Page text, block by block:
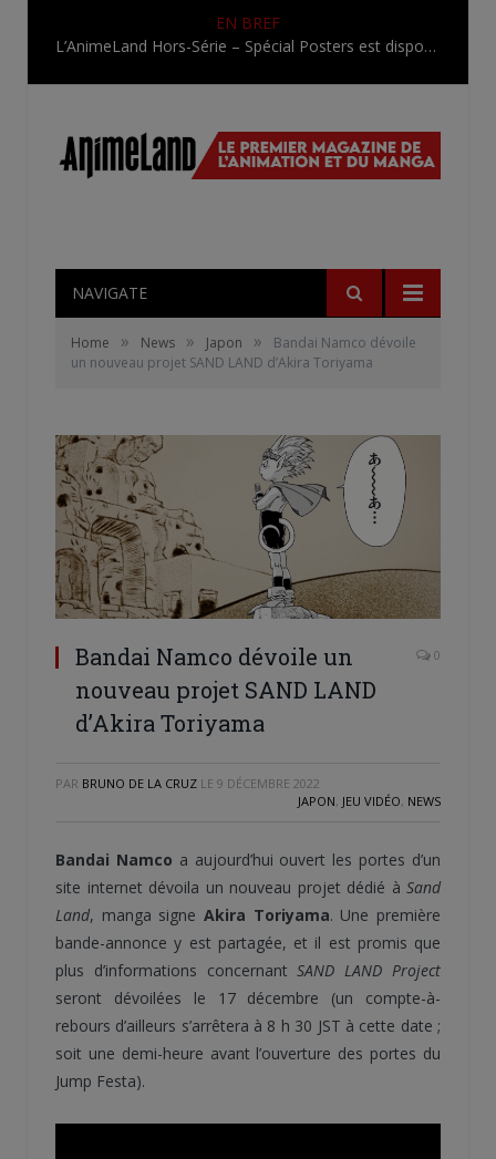
EN BREF
L’AnimeLand Hors-Série – Spécial Posters est disponible !
NAVIGATE
Home » News » Japon »
Bandai Namco dévoile
un nouveau projet SAND LAND d’Akira Toriyama
Bandai Namco dévoile un
nouveau projet SAND LAND
d’Akira Toriyama
0
PAR BRUNO DE LA CRUZ LE 9 DÉCEMBRE 2022
JAPON, JEU VIDÉO, NEWS
Bandai Namco a aujourd’hui ouvert les portes d’un
site internet dévoila un nouveau projet dédié à Sand
Land, manga signe Akira Toriyama. Une première
bande-annonce y est partagée, et il est promis que
plus d’informations concernantSAND LAND Project
seront dévoilées le 17 décembre (un compte-à-
rebours d’ailleurs s’arrêtera à 8 h 30 JST à cette date ;
soit une demi-heure avant l’ouverture des portes du
Jump Festa).